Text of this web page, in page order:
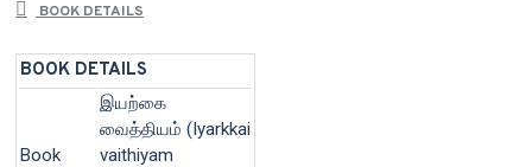
BOOK DETAILS
BOOK DETAILS
Book
இயற்கை
வைத்தியம் (Iyarkkai
vaithiyam